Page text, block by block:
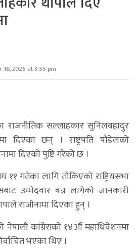
16, 2025 at 3:55 pm
राजनीतिक सल्लाहकार सुनिलबहादुर
दिएका छन् । राष्ट्रपति पौडेलको
दिएको पुष्टि गरेको छ ।
गतेका लागि तोकिएको राष्ट्रियसभा
उम्मेदवार बन्न लागेको जानकारी
राजीनामा दिएका हुन् ।
नेपाली कांग्रेसको १४औँ महाधिवेशनमा
भएका थिए ।